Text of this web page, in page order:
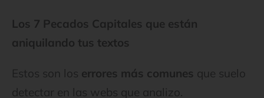
Los 7 Pecados Capitales que están
aniquilando tus textos
Estos son los errores más comunes que suelo
detectar en las webs que analizo.